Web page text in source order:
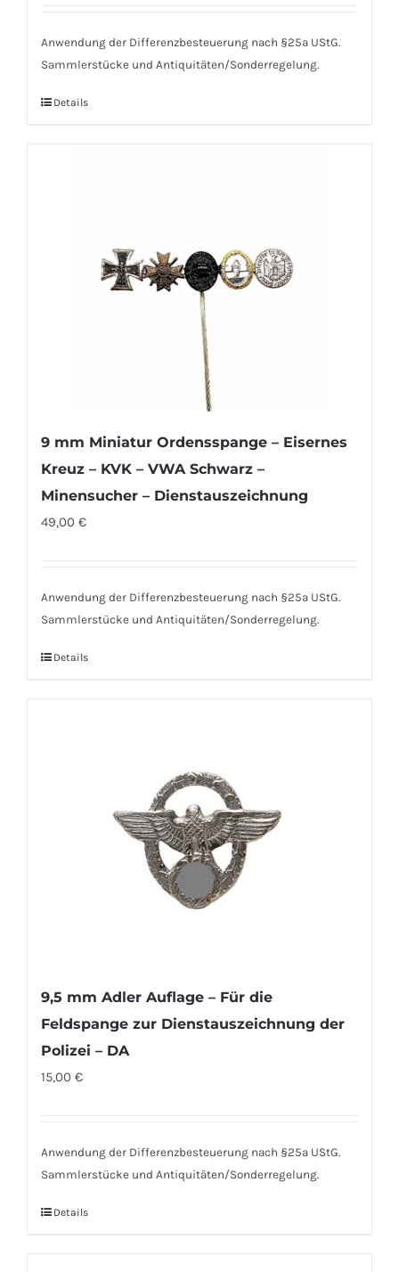
Anwendung der Differenzbesteuerung nach §25a UStG.
Sammlerstücke und Antiquitäten/Sonderregelung.
Details
9 mm Miniatur Ordensspange – Eisernes
Kreuz – KVK – VWA Schwarz –
Minensucher – Dienstauszeichnung
49,00 €
Anwendung der Differenzbesteuerung nach §25a UStG.
Sammlerstücke und Antiquitäten/Sonderregelung.
Details
9,5 mm Adler Auflage – Für die
Feldspange zur Dienstauszeichnung der
Polizei – DA
15,00 €
Anwendung der Differenzbesteuerung nach §25a UStG.
Sammlerstücke und Antiquitäten/Sonderregelung.
Details